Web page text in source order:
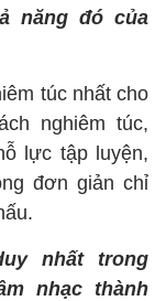
năng đó của
túc nhất cho
nghiêm túc,
lực tập luyện,
đơn giản chỉ
nhất trong
nhạc thành